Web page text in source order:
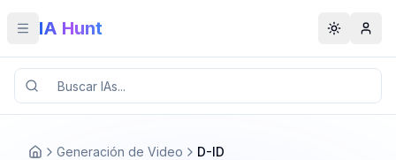
Toggle menu
IA Hunt Toggle
Generación de Video D-ID